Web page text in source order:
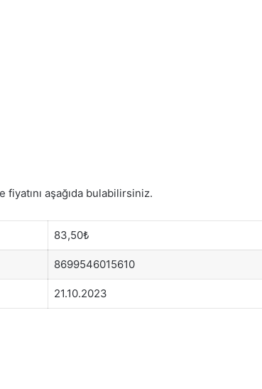
fiyatını aşağıda bulabilirsiniz.
83,50₺
8699546015610
21.10.2023